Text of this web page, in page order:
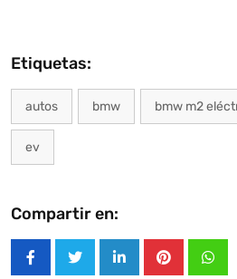
Etiquetas:
autos bmw bmw m2
ev
Compartir en:
LinkedInPinterest